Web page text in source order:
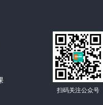
扫码关注公众号